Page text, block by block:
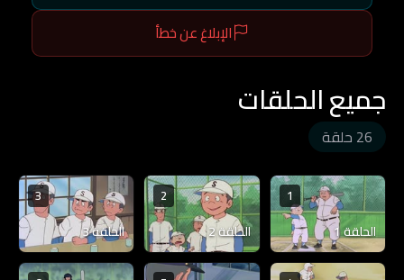
الإبلاغ عن خطأ
جميع الحلقات
26 حلقة
1
الحلقة 1
2
الحلقة 2
3
الحلقة 3